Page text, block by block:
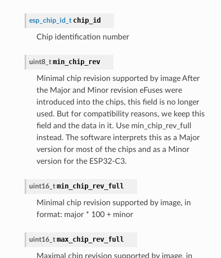
esp_chip_id_t chip_id
Chip identification number
uint8_t min_chip_rev
Minimal chip revision supported by image After
the Major and Minor revision eFuses were
introduced into the chips, this field is no longer
used. But for compatibility reasons, we keep this
field and the data in it. Use min_chip_rev_full
instead. The software interprets this as a Major
version for most of the chips and as a Minor
version for the ESP32-C3.
uint16_t min_chip_rev_full
Minimal chip revision supported by image, in
format: major * 100 + minor
uint16_t max_chip_rev_full
Maximal chip revision supported by image, in